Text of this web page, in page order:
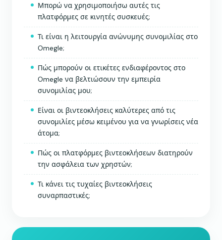
Μπορώ να χρησιμοποιήσω αυτές τις
πλατφόρμες σε κινητές συσκευές;
Τι είναι η λειτουργία ανώνυμης συνομιλίας στο
Omegle;
Πώς μπορούν οι ετικέτες ενδιαφέροντος στο
Omegle να βελτιώσουν την εμπειρία
συνομιλίας μου;
Είναι οι βιντεοκλήσεις καλύτερες από τις
συνομιλίες μέσω κειμένου για να γνωρίσεις νέα
άτομα;
Πώς οι πλατφόρμες βιντεοκλήσεων διατηρούν
την ασφάλεια των χρηστών;
Τι κάνει τις τυχαίες βιντεοκλήσεις
συναρπαστικές;